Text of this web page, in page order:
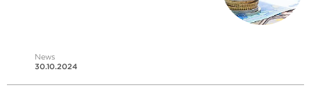
News
30.10.2024